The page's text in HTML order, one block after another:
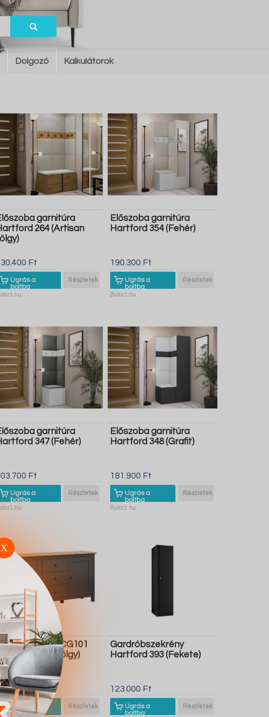
Dolgozó Kalkulátorok
garnitúra
264 (Artisan
Ft
Ugrás a
boltba
Részletek
Előszoba garnitúra
Hartford 354 (Fehér)
190.300 Ft
Ugrás a
boltba
Részletek
Butor1.hu
garnitúra
347 (Fehér)
Ft
Ugrás a
boltba
Részletek
Előszoba garnitúra
Hartford 348 (Grafit)
181.900 Ft
Ugrás a
boltba
Részletek
Butor1.hu
Boston CG101
(Grafit Artisan tölgy)
Ft
Ugrás a
boltba
Részletek
Gardróbszekrény
Hartford 393 (Fekete)
123.000 Ft
Ugrás a
boltba
Részletek
X